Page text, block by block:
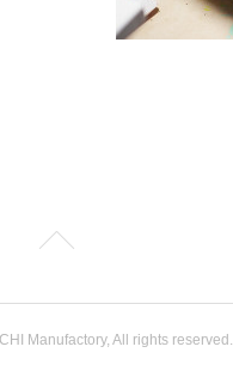
Manufactory, All rights reserved.